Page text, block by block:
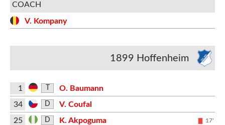
COACH
V. Kompany
1899 Hoffenheim
1
O. Baumann
34
D
V. Coufal
25
D K. Akpoguma 17'